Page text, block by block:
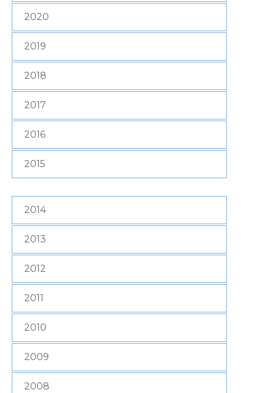
2020
2019
2018
2017
2016
2015
2014
2013
2012
2011
2010
2009
2008